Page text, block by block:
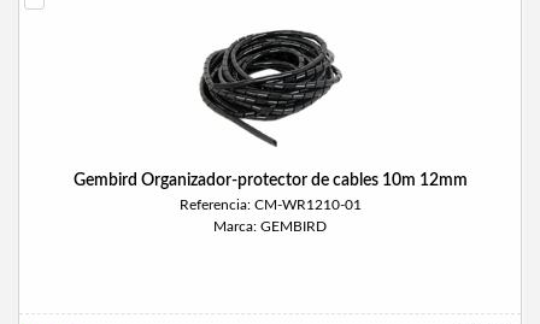
Gembird Organizador-protector de cables 10m 12mm
Referencia: CM-WR1210-01
Marca: GEMBIRD